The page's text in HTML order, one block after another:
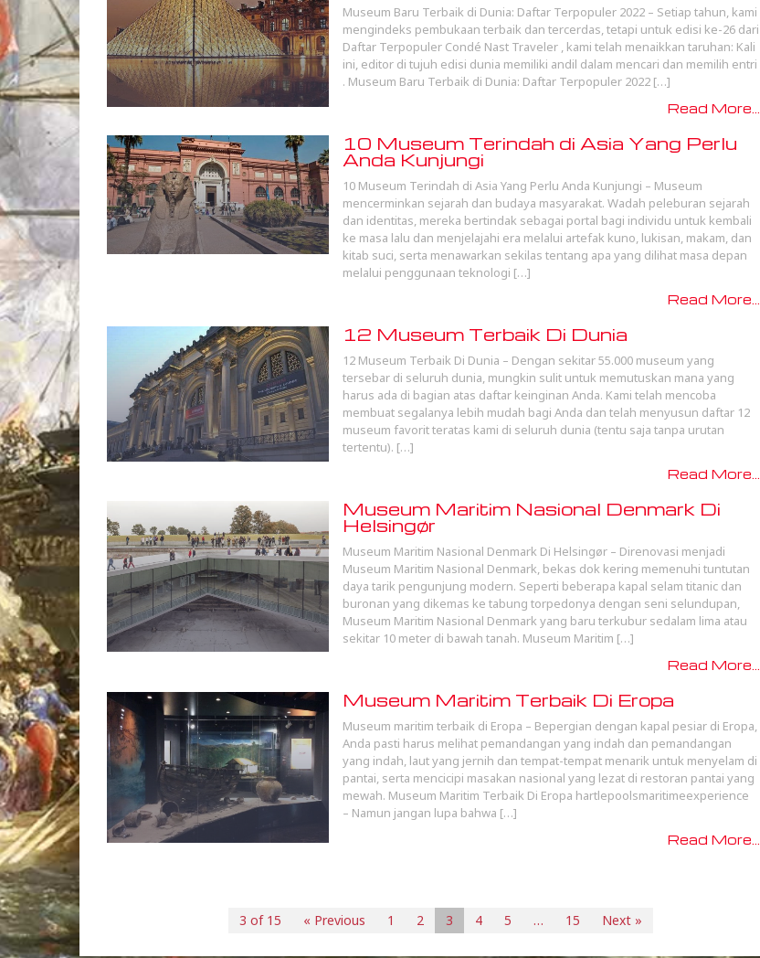
Museum Baru Terbaik di Dunia: Daftar Terpopuler 2022 – Setiap tahun, kami
mengindeks pembukaan terbaik dan tercerdas, tetapi untuk edisi ke-26 dari
Daftar Terpopuler Condé Nast Traveler , kami telah menaikkan taruhan: Kali
ini, editor di tujuh edisi dunia memiliki andil dalam mencari dan memilih entri
. Museum Baru Terbaik di Dunia: Daftar Terpopuler 2022 […]
Read More...
10 Museum Terindah di Asia Yang Perlu
Anda Kunjungi
10 Museum Terindah di Asia Yang Perlu Anda Kunjungi – Museum
mencerminkan sejarah dan budaya masyarakat. Wadah peleburan sejarah
dan identitas, mereka bertindak sebagai portal bagi individu untuk kembali
ke masa lalu dan menjelajahi era melalui artefak kuno, lukisan, makam, dan
kitab suci, serta menawarkan sekilas tentang apa yang dilihat masa depan
melalui penggunaan teknologi […]
Read More...
12 Museum Terbaik Di Dunia
12 Museum Terbaik Di Dunia – Dengan sekitar 55.000 museum yang
tersebar di seluruh dunia, mungkin sulit untuk memutuskan mana yang
harus ada di bagian atas daftar keinginan Anda. Kami telah mencoba
membuat segalanya lebih mudah bagi Anda dan telah menyusun daftar 12
museum favorit teratas kami di seluruh dunia (tentu saja tanpa urutan
tertentu). […]
Read More...
Museum Maritim Nasional Denmark Di
Helsingør
Museum Maritim Nasional Denmark Di Helsingør – Direnovasi menjadi
Museum Maritim Nasional Denmark, bekas dok kering memenuhi tuntutan
daya tarik pengunjung modern. Seperti beberapa kapal selam titanic dan
buronan yang dikemas ke tabung torpedonya dengan seni selundupan,
Museum Maritim Nasional Denmark yang baru terkubur sedalam lima atau
sekitar 10 meter di bawah tanah. Museum Maritim […]
Read More...
Museum Maritim Terbaik Di Eropa
Museum maritim terbaik di Eropa – Bepergian dengan kapal pesiar di Eropa,
Anda pasti harus melihat pemandangan yang indah dan pemandangan
yang indah, laut yang jernih dan tempat-tempat menarik untuk menyelam di
pantai, serta mencicipi masakan nasional yang lezat di restoran pantai yang
mewah. Museum Maritim Terbaik Di Eropa hartlepoolsmaritimeexperience
– Namun jangan lupa bahwa […]
Read More...
3 of 15 « Previous 1 2 3 4 5 … 15 Next »